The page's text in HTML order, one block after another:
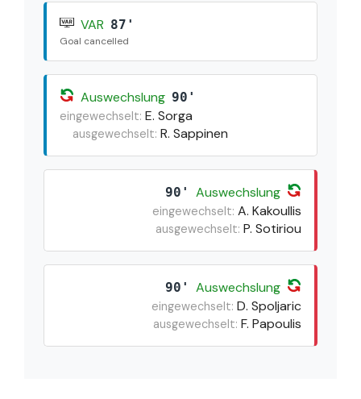
VAR 87'
Goal cancelled
Auswechslung 90'
eingewechselt: E. Sorga
ausgewechselt: R. Sappinen
90' Auswechslung
eingewechselt: A. Kakoullis
ausgewechselt: P. Sotiriou
90' Auswechslung
eingewechselt: D. Spoljaric
ausgewechselt: F. Papoulis